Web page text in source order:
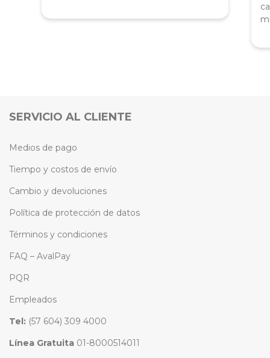
SERVICIO AL CLIENTE
Medios de pago
Tiempo y costos de envío
Cambio y devoluciones
Política de protección de datos
Términos y condiciones
FAQ – AvalPay
PQR
Empleados
Tel: (57 604) 309 4000
Línea Gratuita 01-8000514011